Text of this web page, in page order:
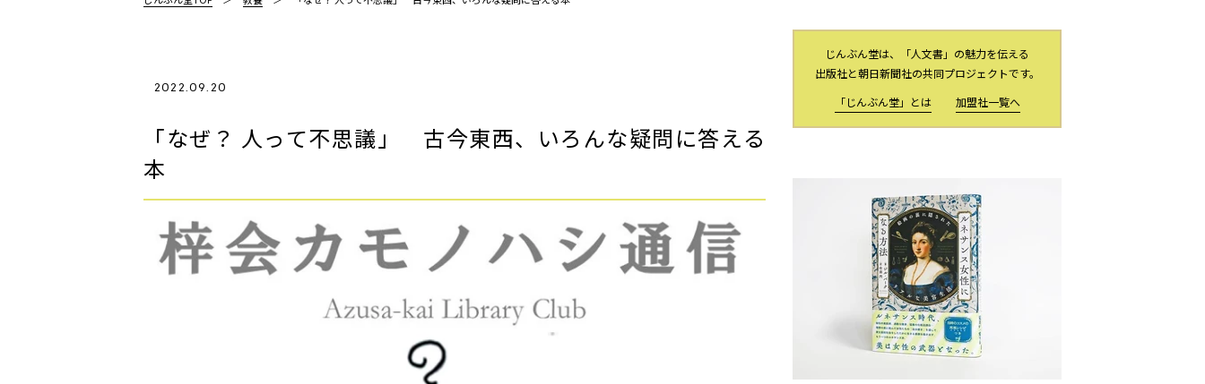
2022.09.20
「なぜ？ 人って不思議」 古今東西、いろんな疑問に答える
本
じんぶん堂は、「人文書」の魅力を伝える
出版社と朝日新聞社の共同プロジェクトです。
「じんぶん堂」とは
加盟社一覧へ